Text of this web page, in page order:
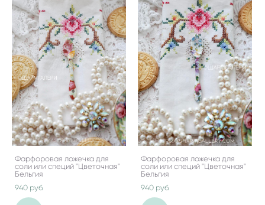
Фарфоровая ложечка для
соли или специй "Цветочная"
Бельгия
940 pуб.
Фарфоровая ложечка для
соли или специй "Цветочная"
Бельгия
940 pуб.